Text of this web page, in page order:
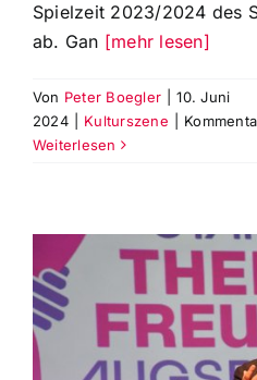
Spielzeit 2023/2024 des
ab. Gan [mehr lesen]
Von Peter Boegler
10. Juni
2024
Kulturszene
Weiterlesen